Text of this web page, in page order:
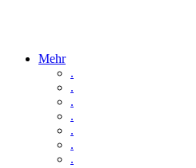
Mehr
.
.
.
.
.
.
.